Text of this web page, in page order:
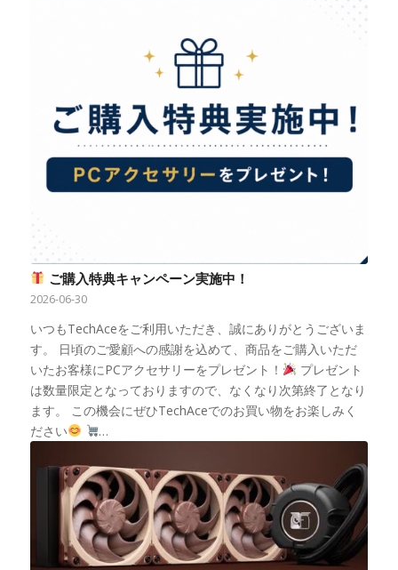
ご購入特典キャンペーン実施中！
2026-06-30
いつもTechAceをご利用いただき、誠にありがとうございま
す。 日頃のご愛顧への感謝を込めて、商品をご購入いただ
いたお客様にPCアクセサリーをプレゼント！
プレゼント
は数量限定となっておりますので、なくなり次第終了となり
ます。 この機会にぜひTechAceでのお買い物をお楽しみく
ださい
…